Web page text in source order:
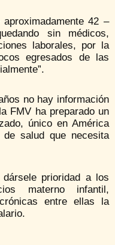
42 –
sin médicos,
laborales, por la
egresados de las
no hay información
FMV ha preparado un
único en América
de salud que necesita
prioridad a los
materno infantil,
entre ellas la